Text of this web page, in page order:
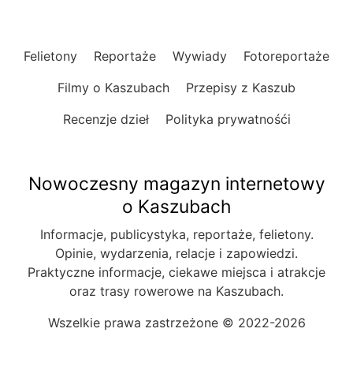
Felietony Reportaże Wywiady
Fotoreportaże
Filmy o Kaszubach
Przepisy z Kaszub
Recenzje dzieł
Polityka prywatnośći
Nowoczesny magazyn internetowy
o Kaszubach
Informacje, publicystyka, reportaże, felietony.
Opinie, wydarzenia, relacje i zapowiedzi.
Praktyczne informacje, ciekawe miejsca i atrakcje
oraz trasy rowerowe na Kaszubach.
Wszelkie prawa zastrzeżone © 2022-2026